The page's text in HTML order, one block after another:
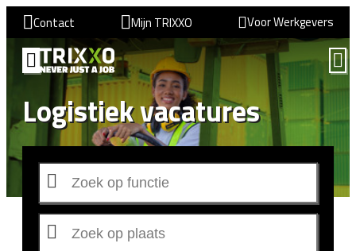
Contact Mijn TRIXXO Voor Werkgevers
Logistiek vacatures